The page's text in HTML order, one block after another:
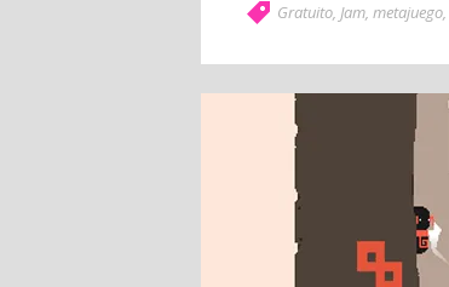
Gratuito, Jam, metajuego,